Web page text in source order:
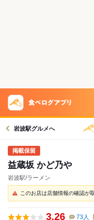
岩波駅グルメへ
益蔵坂 かど乃や
岩波駅/ラーメン
このお店は店舗情報の確認が
3.26 73人